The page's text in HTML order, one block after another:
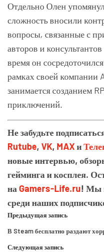
Отдельно Олен
сложность вносили
вопросы, связанные с
авторов и
время он
рамках своей компании
занимается созданием
приключений.
Не забудьте
Rutube, VK, MAXи
новые интервью,
гейминга и косплея.
на Gamers-Life.ru! Мы
среди наших
Предыдущая запись
В Steam бесплатно раздают
Следующая запись